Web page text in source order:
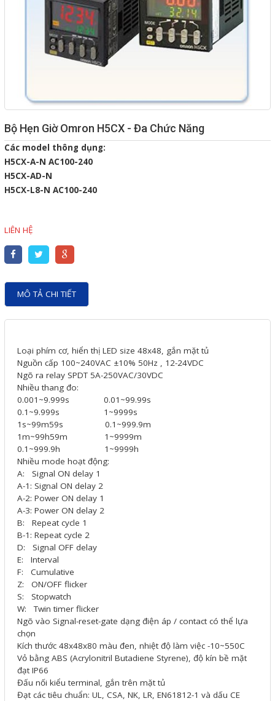
Bộ Hẹn Giờ Omron H5CX - Đa Chức Năng
Các model thông dụng:
H5CX-A-N AC100-240
H5CX-AD-N
H5CX-L8-N AC100-240
LIÊN HỆ
MÔ TẢ CHI TIẾT
Loại phím cơ, hiển thị LED size 48x48, gắn mặt tủ
Nguồn cấp 100~240VAC ±10% 50Hz , 12-24VDC
Ngõ ra relay SPDT 5A-250VAC/30VDC
Nhiều thang đo:
0.001~9.999s 0.01~99.99s
0.1~9.999s 1~9999s
1s~99m59s 0.1~999.9m
1m~99h59m 1~9999m
0.1~999.9h 1~9999h
Nhiều mode hoạt động:
A: Signal ON delay 1
A-1: Signal ON delay 2
A-2: Power ON delay 1
A-3: Power ON delay 2
B: Repeat cycle 1
B-1: Repeat cycle 2
D: Signal OFF delay
E: Interval
F: Cumulative
Z: ON/OFF flicker
S: Stopwatch
W: Twin timer flicker
Ngõ vào Signal-reset-gate dạng điện áp / contact có thể lựa
chọn
Kích thước 48x48x80 màu đen, nhiệt độ làm việc -10~550C
Vỏ bằng ABS (Acrylonitril Butadiene Styrene), độ kín bề mặt
đạt IP66
Đấu nối kiểu terminal, gắn trên mặt tủ
Đạt các tiêu chuẩn: UL, CSA, NK, LR, EN61812-1 và dấu CE
Giải pháp quản lý bằng mã
Bảng LED điện tử
Bảng Led hiển thị nhiệt độ
độ ẩm
Đồng hồ thời gian thực
Màn hình cảm ứng HMI
Biến tần
Máy tính công nghiệp
Cáp lập trình PLC - HMI -
Servo
Thiết bị thu thập dữ liệu,
truyền và lưu trữ dữ liệu
sát
Thiết bị cảnh báo
Thiết bị đo lường - Cảm biến
Bộ điều khiển nhiệt độ
Bộ đếm - Bộ hẹn giờ
Đồng hồ đo đa năng
Phụ kiện lắp tủ điện
Giới thiệu
Dịch vụ
Thiết kế phần mềm giám sát
và quản lý
Thiết kế tủ điện công nghiệp